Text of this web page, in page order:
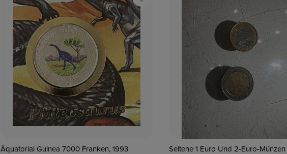
Äquatorial Guinea 7000 Franken, 1993
Seltene 1 Euro Und 2-Euro-Münzen